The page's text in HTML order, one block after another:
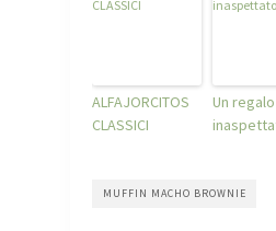
ALFAJORCITOS
CLASSICI
Un regalo
MUFFIN MACHO BROWNIE